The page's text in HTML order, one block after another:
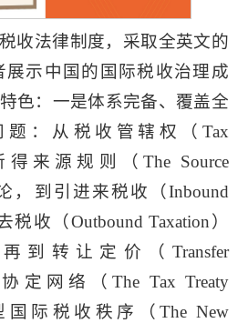
收法律制度，采取全英文的
示中国的国际税收治理成
色：一是体系完备、覆盖全
：从税收管辖权（Tax
得来源规则（The Source
，到引进来税收（Inbound
税收（Outbound Taxation）
到转让定价（Transfer
定网络（The Tax Treaty
国际税收秩序（The New